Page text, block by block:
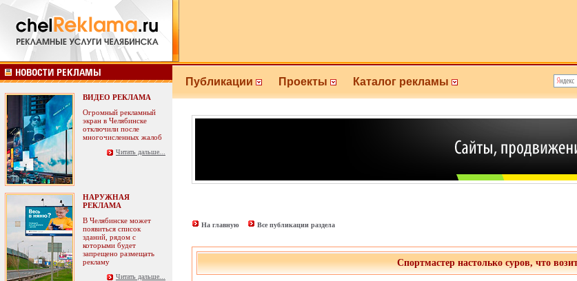
ВИДЕО РЕКЛАМА
Огромный рекламный
экран в Челябинске
отключили после
многочисленных жалоб
Читать дальше...
НАРУЖНАЯ
РЕКЛАМА
В Челябинске может
появиться список
зданий, рядом с
которыми будет
запрещено размещать
рекламу
Читать дальше...
Публикации Проекты Каталог рекламы
На главную Все публикации раздела
Спортмастер настолько суров, что